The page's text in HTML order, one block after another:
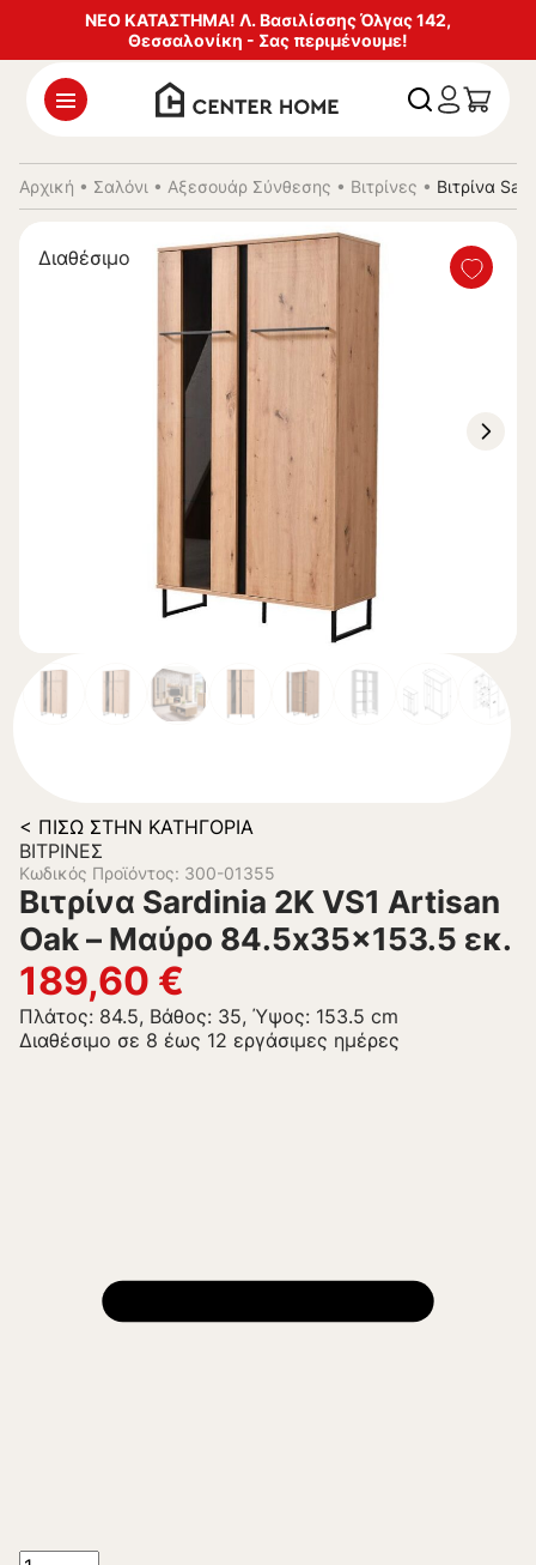
ΝΕΟ ΚΑΤΑΣΤΗΜΑ! Λ. Βασιλίσσης Όλγας 142,
Θεσσαλονίκη - Σας περιμένουμε!
Αρχική • Σαλόνι • Αξεσουάρ Σύνθεσης • Βιτρίνες • Βιτρίνα
Διαθέσιμο
< ΠΊΣΩ ΣΤΗΝ ΚΑΤΗΓΟΡΊΑ
ΒΙΤΡΊΝΕΣ
Κωδικός Προϊόντος: 300-01355
Βιτρίνα Sardinia 2K VS1 Artisan
Oak – Μαύρο 84.5x35x153.5 εκ.
189,60 €
Πλάτος: 84.5, Βάθος: 35, Ύψος: 153.5 cm
Διαθέσιμο σε 8 έως 12 εργάσιμες ημέρες